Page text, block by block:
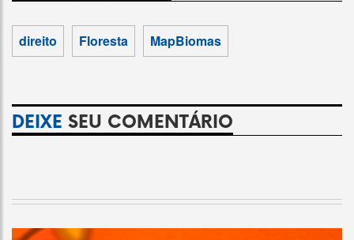
direito Floresta MapBiomas
DEIXE SEU COMENTÁRIO